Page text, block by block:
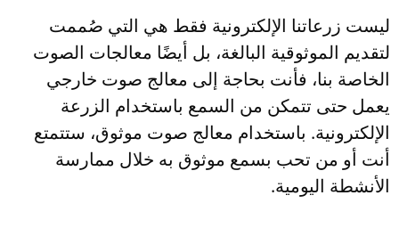
ليست زرعاتنا الإلكترونية فقط هي التي صُممت
لتقديم الموثوقية البالغة، بل أيضًا معالجات الصوت
الخاصة بنا، فأنت بحاجة إلى معالج صوت خارجي
يعمل حتى تتمكن من السمع باستخدام الزرعة
الإلكترونية. باستخدام معالج صوت موثوق، ستتمتع
أنت أو من تحب بسمع موثوق به خلال ممارسة
الأنشطة اليومية.